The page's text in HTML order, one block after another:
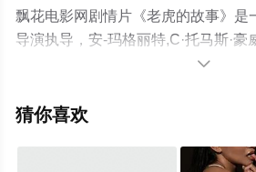
飘花电影网剧情片《老虎的故事》是
导演执导，安-玛格丽特,C·托马斯·豪
·普雷斯顿,安·韦奇沃斯,威廉.泽布卡,
尔
整版电影大全就上飘花影院，更多相

猜你喜欢